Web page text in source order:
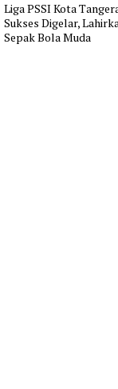
Liga PSSI Kota
Sukses Digelar,
Sepak Bola Muda